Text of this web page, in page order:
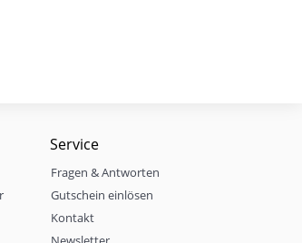
Service
Fragen & Antworten
Gutschein einlösen
Kontakt